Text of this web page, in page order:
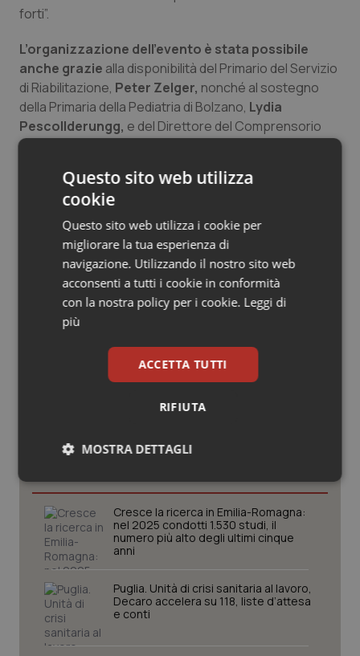
Salute orale & impianti
Sangue & coagulazione
Tiroide
Tumore al seno
Tumore ovarico
Tumori del Polmone & Testa Collo
Tumori gastrointestinali
Ulcera & Reflusso
forti”.
L’organizzazione dell’evento è stata possibile
anche grazie alla disponibilità del Primario del Servizio
di Riabilitazione, Peter Zelger, nonché al sostegno
della Primaria della Pediatria di Bolzano, Lydia
Pescollderungg, e del Direttore del Comprensorio
sanitario di Bolzano
occasione della conferenza stampa indetta per la
presentazione del progetto.
19 Aprile 2019
© Riproduzione riservata
Potrebbe interessarti in
Trento
Cresce la ricerca in Emilia-Romagna:
nel 2025 condotti 1.530 studi, il
numero più alto degli ultimi cinque
anni
Puglia. Unità di crisi sanitaria al lavoro,
Decaro accelera su 118, liste d’attesa
e conti
Questo sito web utilizza
cookie
Questo sito web utilizza i cookie per
migliorare la tua esperienza di
navigazione. Utilizzando il nostro sito web
acconsenti a tutti i cookie in conformità
con la nostra policy per i cookie. Leggi di
più
ACCETTA TUTTI
RIFIUTA
MOSTRA DETTAGLI
Necessari Statistici Marketing
Necessari Statistici Marketing
sito web abilitandone funzionalità di base quali la